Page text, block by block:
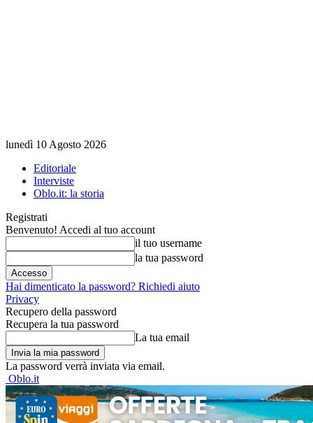
lunedì 10 Agosto 2026
Editoriale
Interviste
Oblo.it: la storia
Registrati
Benvenuto! Accedi al tuo account
il tuo username
la tua password
Hai dimenticato la password? Richiedi aiuto
Privacy
Recupero della password
Recupera la tua password
La tua email
La password verrà inviata via email.
Oblo.it